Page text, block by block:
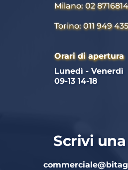
Milano: 02
Torino: 011 949
Orari di apertura
Lunedì - Venerdì
09-13 14-18
Scrivi
commerciale